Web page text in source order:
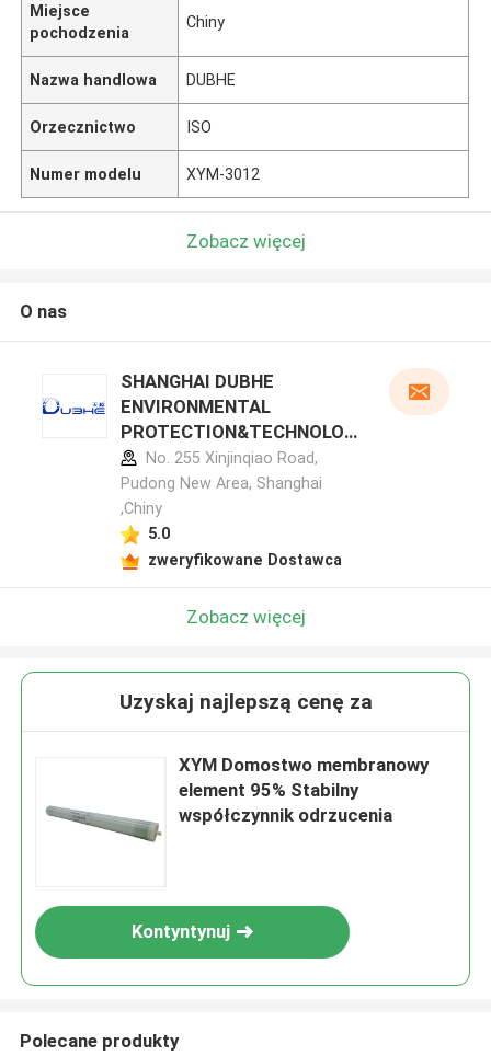
Miejsce
pochodzenia
Chiny
Nazwa handlowa DUBHE
Orzecznictwo ISO
Numer modelu XYM-3012
Zobacz więcej
O nas
SHANGHAI DUBHE
ENVIRONMENTAL
PROTECTION&TECHNOLOG
Y CO.,LTD profil producenta
No. 255 Xinjinqiao Road,
Pudong New Area, Shanghai
,Chiny
5.0
zweryfikowane Dostawca
Zobacz więcej
Uzyskaj najlepszą cenę za
XYM Domostwo membranowy
element 95% Stabilny
współczynnik odrzucenia
Kontyntynuj
Polecane produkty